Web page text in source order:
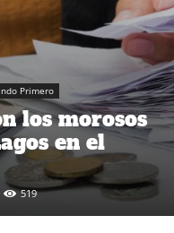
Primero
los morosos
en el
519